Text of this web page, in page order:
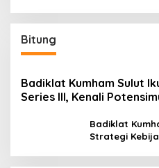
Bitung
Badiklat Kumham Sulut
Series III, Kenali
Badiklat
Strategi